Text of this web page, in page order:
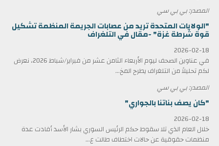
المصدر: بي بي سي
"الولايات المتحدة تريد من عصابات الجريمة المنظمة تشكيل
قوة شرطة غزة" -مقال في التلغراف
2026-02-18
في عناوين الصحف ليوم الأربعاء الثامن عشر من فبراير/شباط 2026، نعرض
لكم تحليلاً من التلغراف يطرح المخ...
المصدر: بي بي سي
"كان يصف بناتنا بالجواري"
2026-02-18
خلال العام الذي تلا سقوط حكم الرئيس السوري بشار الأسد أفادت عدة
منظمات حقوقية عن حالات اختطاف طالت ع...